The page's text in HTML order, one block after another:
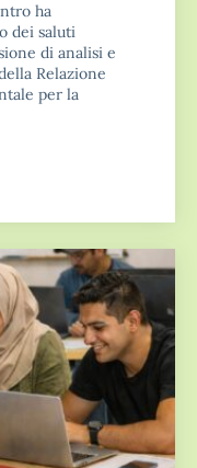
ha
dei saluti
di analisi e
Relazione
per la